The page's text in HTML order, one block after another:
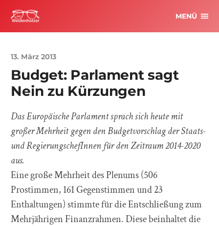
MENÜ
13. März 2013
Budget: Parlament sagt
Nein zu Kürzungen
Das Europäische Parlament sprach sich heute mit
großer Mehrheit gegen den Budgetvorschlag der Staats-
und RegierungschefInnen für den Zeitraum 2014-2020
aus.
Eine große Mehrheit des Plenums (506
Prostimmen, 161 Gegenstimmen und 23
Enthaltungen) stimmte für die Entschließung zum
Mehrjährigen Finanzrahmen. Diese beinhaltet die